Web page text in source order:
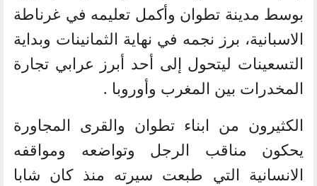
بوسط مدينة تطوان وأكمل تعليمه في غرناطة
الاسبانية، برز نجمه في نهاية الثمانينات وبداية
التسعينات ليتحول إلى أحد أبرز عرابي تجارة
المخدرات بين المغرب وأوروبا .
الكثيرون من ابناء تطوان والقرى المجاورة
يحكون مناقب الرجل وتواضعه ومواقفه
الانسانية التي طبعت سيرته منذ كان شابا